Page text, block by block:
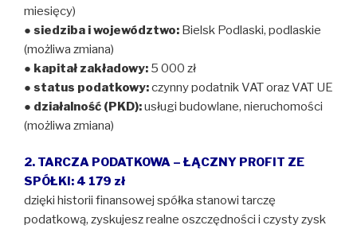
miesięcy)
● siedziba i województwo: Bielsk Podlaski, podlaskie
(możliwa zmiana)
● kapitał zakładowy: 5 000 zł
● status podatkowy:czynny podatnik VAT oraz VAT UE
● działalność (PKD):usługi budowlane, nieruchomości
(możliwa zmiana)
2. TARCZA PODATKOWA – ŁĄCZNY PROFIT ZE
SPÓŁKI: 4 179 zł
dzięki historii finansowej spółka stanowi tarczę
podatkową, zyskujesz realne oszczędności i czysty zysk